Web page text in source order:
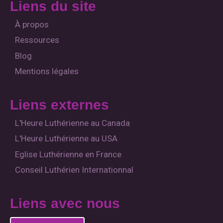
g
r
Liens du site
À propos
Ressources
Blog
Mentions légales
Liens externes
L'Heure Luthérienne au Canada
L'Heure Luthérienne au USA
Eglise Luthérienne en France
Conseil Luthérien Internationnal
Liens avec nous